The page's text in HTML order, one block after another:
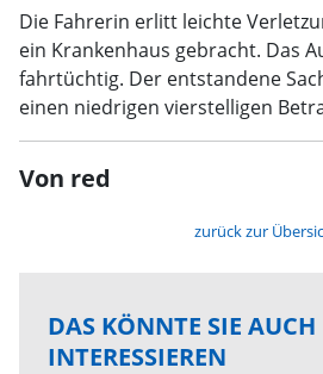
Die Fahrerin erlitt leichte
ein Krankenhaus gebracht. Das
fahrtüchtig. Der entstandene
einen niedrigen vierstelligen
Von red
zurück zur
DAS KÖNNTE SIE AUCH
INTERESSIEREN